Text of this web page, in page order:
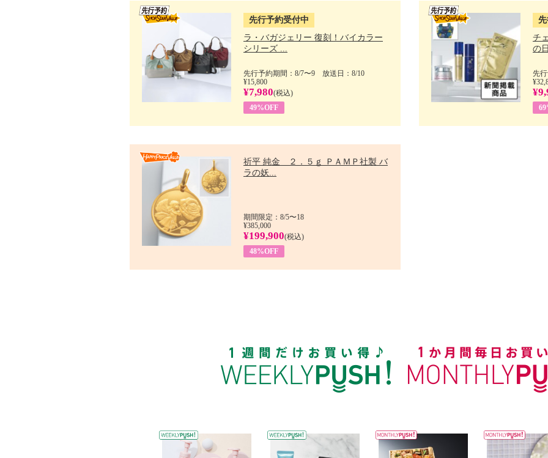
先行予約受付中
ラ・バガジェリー 復刻！バイカラー
シリーズ ...
先行予約期間：8/7〜9 放送日：8/10
¥15,800
¥7,980(税込)
49%OFF
チ
の
先
祈平 純金 ２．５ｇ ＰＡＭＰ社製 バ
ラの妖...
期間限定：8/5〜18
¥385,000
¥199,900(税込)
48%OFF